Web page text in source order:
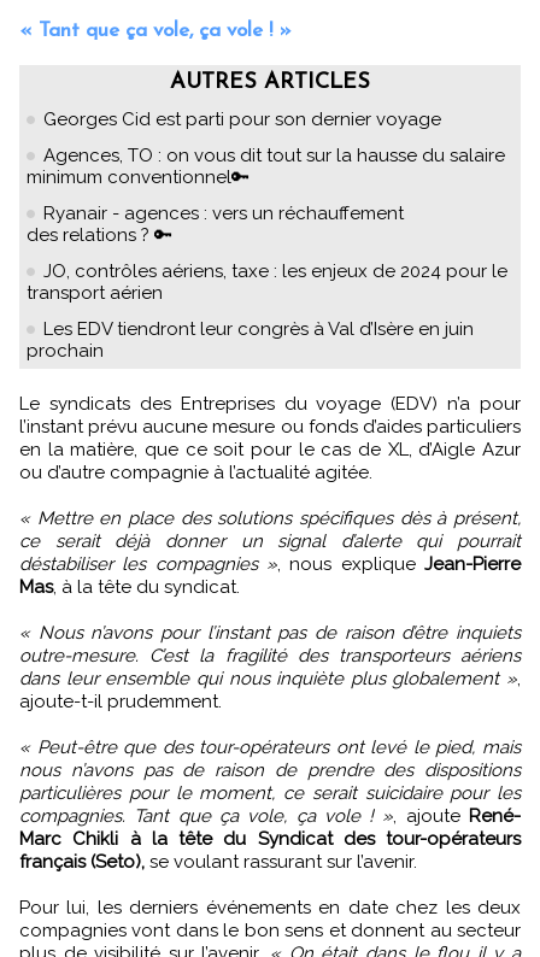
« Tant que ça vole, ça vole ! »
AUTRES ARTICLES
Georges Cid est parti pour son dernier voyage
Agences, TO : on vous dit tout sur la hausse du salaire
minimum conventionnel🔑
Ryanair - agences : vers un réchauffement
des relations ? 🔑
JO, contrôles aériens, taxe : les enjeux de 2024 pour le
transport aérien
Les EDV tiendront leur congrès à Val d’Isère en juin
prochain
Le syndicats des Entreprises du voyage (EDV) n’a pour
l’instant prévu aucune mesure ou fonds d’aides particuliers
en la matière, que ce soit pour le cas de XL, d’Aigle Azur
ou d’autre compagnie à l’actualité agitée.
« Mettre en place des solutions spécifiques dès à présent,
ce serait déjà donner un signal d’alerte qui pourrait
déstabiliser les compagnies » , nous explique Jean-Pierre
Mas, à la tête du syndicat.
« Nous n’avons pour l’instant pas de raison d’être inquiets
outre-mesure. C’est la fragilité des transporteurs aériens
dans leur ensemble qui nous inquiète plus globalement »
ajoute-t-il prudemment.
« Peut-être que des tour-opérateurs ont levé le pied, mais
nous n’avons pas de raison de prendre des dispositions
particulières pour le moment, ce serait suicidaire pour les
compagnies. Tant que ça vole, ça vole ! » , ajoute René-
Marc Chikli à la tête du Syndicat des tour-opérateurs
français (Seto), se voulant rassurant sur l’avenir.
Pour lui, les derniers événements en date chez les deux
compagnies vont dans le bon sens et donnent au secteur